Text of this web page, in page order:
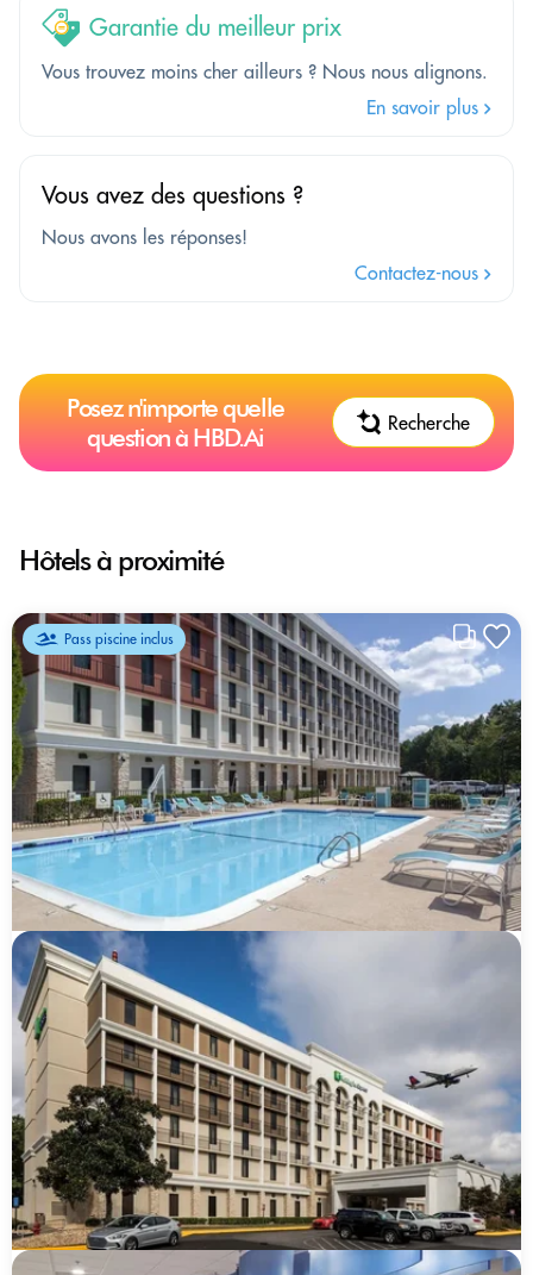
Garantie du meilleur prix
Vous trouvez moins cher ailleurs ? Nous nous alignons.
En savoir plus
Vous avez des questions ?
Nous avons les réponses!
Contactez-nous
Posez n'importe quelle
question à HBD.Ai
Recherche
Hôtels à proximité
Pass piscine inclus